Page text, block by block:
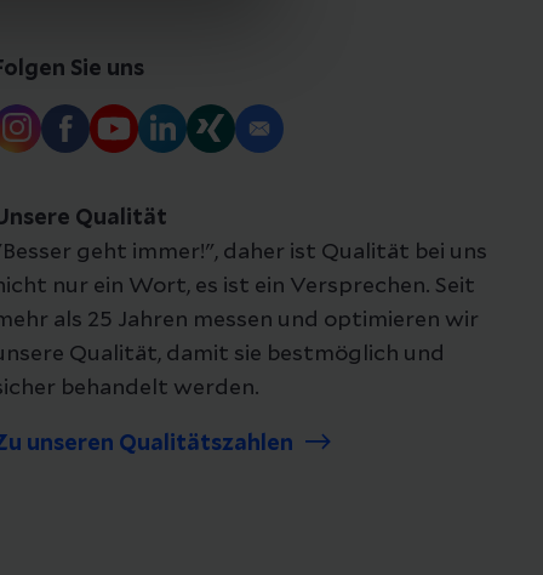
Sie uns
Qualität
geht immer!", daher ist Qualität bei uns
nur ein Wort, es ist ein Versprechen. Seit
als 25 Jahren messen und optimieren wir
Qualität, damit sie bestmöglich und
behandelt werden.
unseren Qualitätszahlen